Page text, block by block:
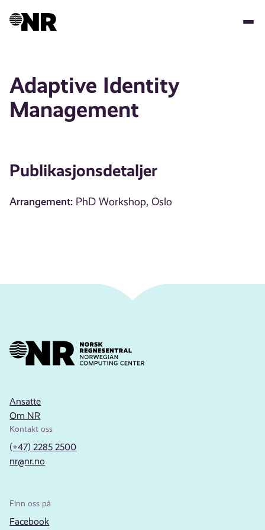
Adaptive Identity
Management
Publikasjonsdetaljer
Arrangement: PhD Workshop, Oslo
Ansatte
Om NR
Kontakt oss
(+47) 2285 2500
nr@nr.no
Finn oss på
Facebook